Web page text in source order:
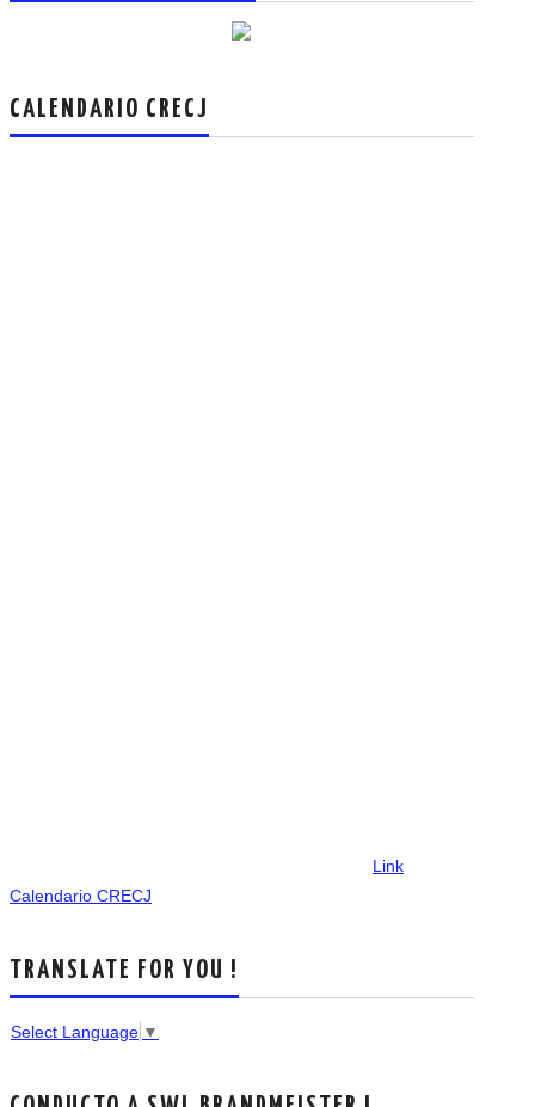
CALENDARIO CRECJ
Link
Calendario CRECJ
TRANSLATE FOR YOU !
Select Language ▼